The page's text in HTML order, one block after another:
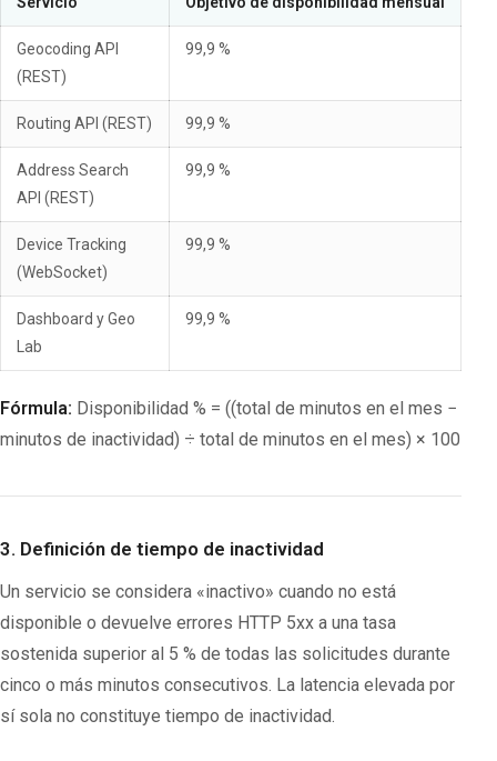
Geocoding API
(REST)
99,9 %
Routing API (REST) 99,9 %
Address Search
API (REST)
99,9 %
Device Tracking
(WebSocket)
99,9 %
Dashboard y Geo
Lab
99,9 %
Fórmula: Disponibilidad % = ((total de minutos en el mes −
minutos de inactividad) ÷ total de minutos en el mes) × 100
3. Definición de tiempo de inactividad
Un servicio se considera «inactivo» cuando no está
disponible o devuelve errores HTTP 5xx a una tasa
sostenida superior al 5 % de todas las solicitudes durante
cinco o más minutos consecutivos. La latencia elevada por
sí sola no constituye tiempo de inactividad.